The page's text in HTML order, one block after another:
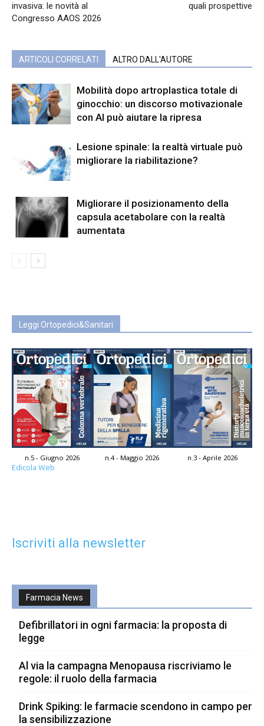
invasiva: le novità al
Congresso AAOS 2026
quali prospettive
ARTICOLI CORRELATI ALTRO DALL'AUTORE
Mobilità dopo artroplastica totale di
ginocchio: un discorso motivazionale
con AI può aiutare la ripresa
Lesione spinale: la realtà virtuale può
migliorare la riabilitazione?
Migliorare il posizionamento della
capsula acetabolare con la realtà
aumentata
Leggi Ortopedici&Sanitari
n.5 - Giugno 2026 n.4 - Maggio 2026 n.3 - Aprile 2026
Edicola Web
Iscriviti alla newsletter
Farmacia News
Defibrillatori in ogni farmacia: la proposta di
legge
Al via la campagna Menopausa riscriviamo le
regole: il ruolo della farmacia
Drink Spiking: le farmacie scendono in campo per
la sensibilizzazione